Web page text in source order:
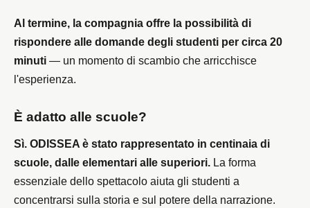
Al termine, la compagnia offre la possibilità di
rispondere alle domande degli studenti per circa 20
minuti — un momento di scambio che arricchisce
l'esperienza.
È adatto alle scuole?
Sì. ODISSEA è stato rappresentato in centinaia di
scuole, dalle elementari alle superiori. La forma
essenziale dello spettacolo aiuta gli studenti a
concentrarsi sulla storia e sul potere della narrazione.